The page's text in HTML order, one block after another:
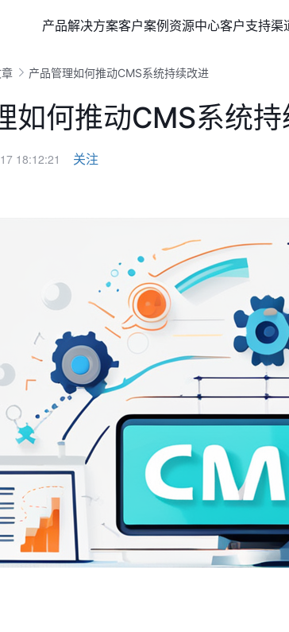
产品解决方案客户案例资源中心客户支持渠
产品管理如何推动CMS系统持续改进
如何推动CMS系统
18:12:21 关注